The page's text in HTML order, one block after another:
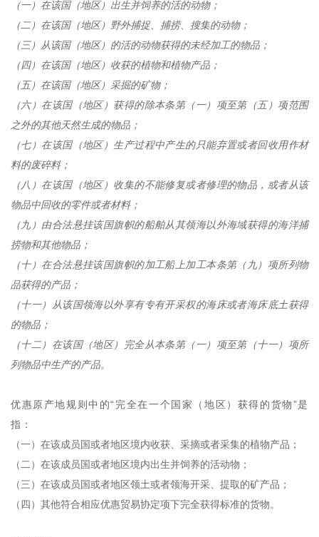
（一）在该国（地区）出生并饲养的活的动物；
（二）在该国（地区）野外捕捉、捕捞、搜集的动物；
（三）从该国（地区）的活的动物获得的未经加工的物品；
（四）在该国（地区）收获的植物和植物产品；
（五）在该国（地区）采掘的矿物；
（六）在该国（地区）获得的除本条第（一）项至第（五）项范围
之外的其他天然生成的物品；
（七）在该国（地区）生产过程中产生的只能弃置或者回收用作材
料的废碎料；
（八）在该国（地区）收集的不能修复或者修理的物品，或者从该
物品中回收的零件或者材料；
（九）由合法悬挂该国旗帜的船舶从其领海以外海域获得的海洋捕
捞物和其他物品；
（十）在合法悬挂该国旗帜的加工船上加工本条第（九）项所列物
品获得的产品；
（十一）从该国领海以外享有专有开采权的海床或者海床底土获得
的物品；
（十二）在该国（地区）完全从本条第（一）项至第（十一）项所
列物品中生产的产品。
优惠原产地规则中的“完全在一个国家（地区）获得的货物”是
指：
（一）在该成员国或者地区境内收获、采摘或者采集的植物产品；
（二）在该成员国或者地区境内出生并饲养的活动物；
（三）在该成员国或者地区领土或者领海开采、提取的矿产品；
（四）其他符合相应优惠贸易协定项下完全获得标准的货物。